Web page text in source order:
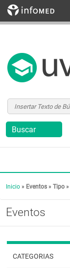
Inicio » Eventos » Tipo »
Eventos
CATEGORIAS